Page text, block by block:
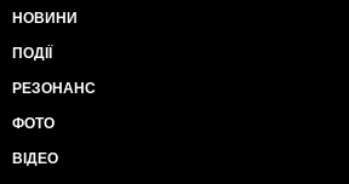
НОВИНИ
ПОДІЇ
РЕЗОНАНС
ФОТО
ВІДЕО